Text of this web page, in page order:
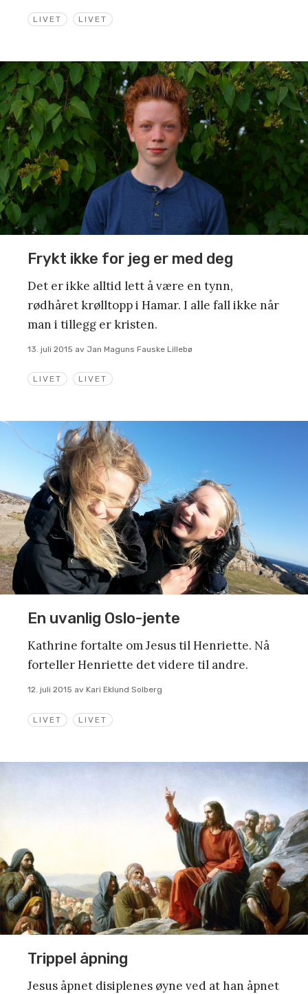
LIVET LIVET
LIVET LIVET
Frykt ikke for jeg er med deg
Det er ikke alltid lett å være en tynn,
rødhåret krølltopp i Hamar. I alle fall ikke når
man i tillegg er kristen.
13. juli 2015 av Jan Maguns Fauske Lillebø
LIVET LIVET
En uvanlig Oslo-jente
Kathrine fortalte om Jesus til Henriette. Nå
forteller Henriette det videre til andre.
12. juli 2015 av Kari Eklund Solberg
Trippel åpning
Jesus åpnet disiplenes øyne ved at han åpnet